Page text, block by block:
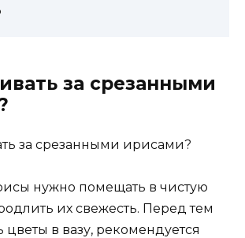
за срезанными
нужно помещать в чистую
их свежесть. Перед тем
цветы в вазу, рекомендуется